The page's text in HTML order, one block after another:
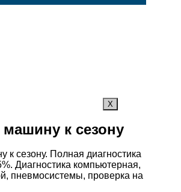
X
к сезону
к сезону. Полная диагностика
Диагностика компьютерная,
пневмосистемы, проверка на